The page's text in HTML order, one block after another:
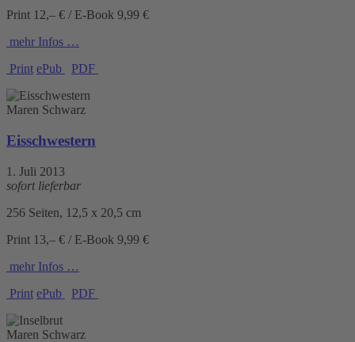
Print 12,– € / E-Book 9,99 €
mehr Infos …
Print ePub PDF
Maren Schwarz
Eisschwestern
1. Juli 2013
sofort lieferbar
256 Seiten, 12,5 x 20,5 cm
Print 13,– € / E-Book 9,99 €
mehr Infos …
Print ePub PDF
Maren Schwarz